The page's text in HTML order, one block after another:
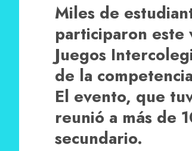
Miles de
participaron este
Juegos
de la
El evento, que
reunió a más de
secundario.